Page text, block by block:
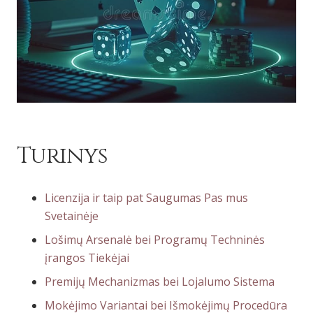
Turinys
Licenzija ir taip pat Saugumas Pas mus
Svetainėje
Lošimų Arsenalė bei Programų Techninės
įrangos Tiekėjai
Premijų Mechanizmas bei Lojalumo Sistema
Mokėjimo Variantai bei Išmokėjimų Procedūra